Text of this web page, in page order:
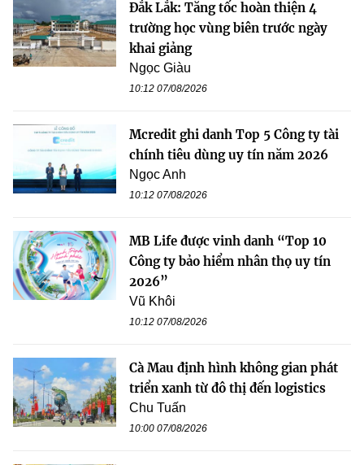
Đắk Lắk: Tăng tốc hoàn thiện 4
trường học vùng biên trước ngày
khai giảng
Ngọc Giàu
10:12 07/08/2026
Mcredit ghi danh Top 5 Công ty tài
chính tiêu dùng uy tín năm 2026
Ngọc Anh
10:12 07/08/2026
MB Life được vinh danh “Top 10
Công ty bảo hiểm nhân thọ uy tín
2026”
Vũ Khôi
10:12 07/08/2026
Cà Mau định hình không gian phát
triển xanh từ đô thị đến logistics
Chu Tuấn
10:00 07/08/2026